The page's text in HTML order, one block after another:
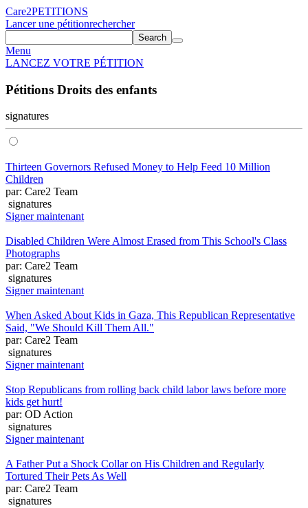
Care2PETITIONS
Lancer une pétitionrechercher
Search
Menu
LANCEZ VOTRE PÉTITION
Pétitions Droits des enfants
signatures
Thirteen Governors Refused Money to Help Feed 10 Million
Children
par: Care2 Team
signatures
Signer maintenant
Disabled Children Were Almost Erased from This School's Class
Photographs
par: Care2 Team
signatures
Signer maintenant
When Asked About Kids in Gaza, This Republican Representative
Said, "We Should Kill Them All."
par: Care2 Team
signatures
Signer maintenant
Stop Republicans from rolling back child labor laws before more
kids get hurt!
par: OD Action
signatures
Signer maintenant
A Father Put a Shock Collar on His Children and Regularly
Tortured Their Pets As Well
par: Care2 Team
signatures